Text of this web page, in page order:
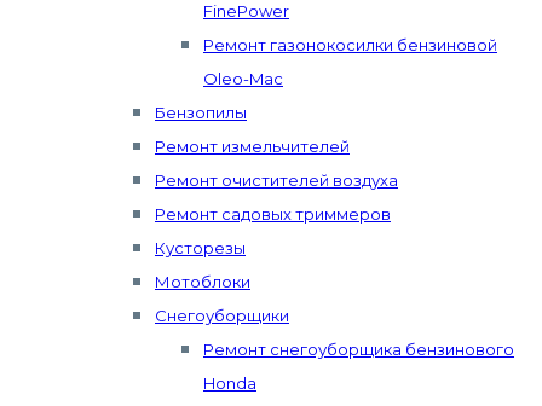
FinePower
Ремонт газонокосилки бензиновой
Oleo-Mac
Бензопилы
Ремонт измельчителей
Ремонт очистителей воздуха
Ремонт садовых триммеров
Кусторезы
Мотоблоки
Снегоуборщики
Ремонт снегоуборщика бензинового
Honda